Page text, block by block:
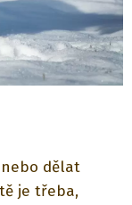
dělat
je třeba,